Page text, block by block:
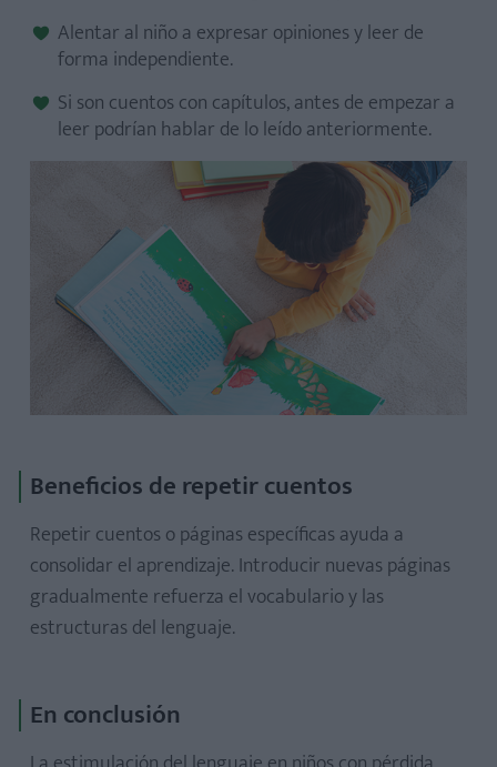
Alentar al niño a expresar opiniones y leer de
forma independiente.
Si son cuentos con capítulos, antes de empezar a
leer podrían hablar de lo leído anteriormente.
Beneficios de repetir cuentos
Repetir cuentos o páginas específicas ayuda a
consolidar el aprendizaje. Introducir nuevas páginas
gradualmente refuerza el vocabulario y las
estructuras del lenguaje.
En conclusión